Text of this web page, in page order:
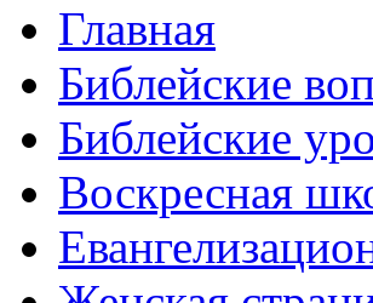
Главная
Библейские
Библейские
Воскресная